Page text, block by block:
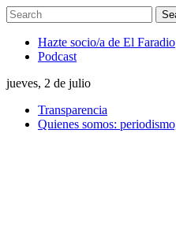
Hazte socio/a de El Faradio
Podcast
jueves, 2 de julio
Transparencia
Quienes somos: